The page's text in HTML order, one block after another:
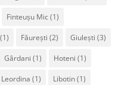
Finteușu Mic(1)
(1) Făurești (2) Giulești (3)
Gârdani (1) Hoteni (1)
Leordina (1) Libotin(1)